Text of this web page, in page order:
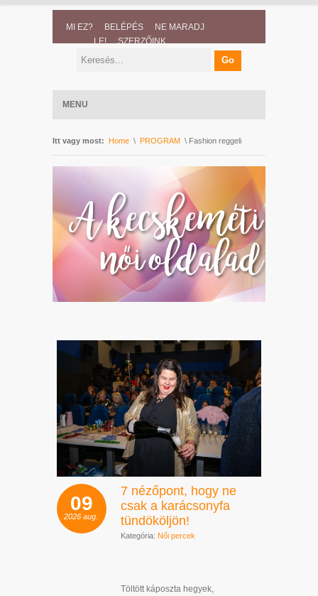
MI EZ? BELÉPÉS
NE MARADJ
LE!
SZERZŐINK
MENU
Itt vagy most: Home \ PROGRAM \ Fashion reggeli
09
2026 aug.
7 nézőpont, hogy ne
csak a karácsonyfa
tündököljön!
Kategória: Női percek
Töltött káposzta hegyek,